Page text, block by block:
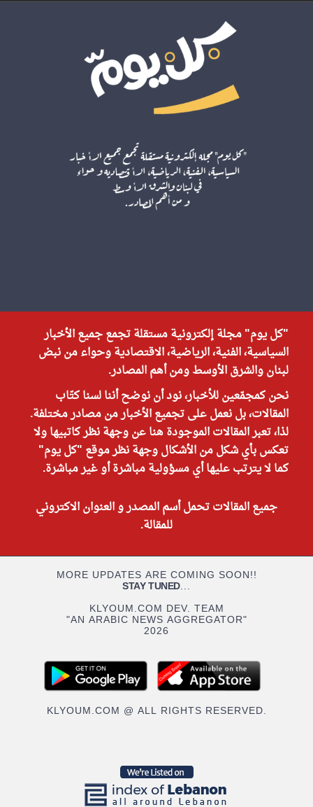
"كل يوم" مجلة إلكترونية مستقلة تجمع جميع الأخبار
السياسية، الفنية، الرياضية، الاقتصادية وحواء من نبض
لبنان والشرق الأوسط ومن أهم المصادر.
نحن كمجمّعين للأخبار، نود أن نوضح أننا لسنا كتّاب
المقالات، بل نعمل على تجميع الأخبار من مصادر مختلفة.
لذا، تعبر المقالات الموجودة هنا عن وجهة نظر كاتبيها ولا
تعكس بأي شكل من الأشكال وجهة نظر موقع "كل يوم"
كما لا يترتب عليها أي مسؤولية مباشرة أو غير مباشرة.
جميع المقالات تحمل أسم المصدر و العنوان الاكتروني
للمقالة.
MORE UPDATES ARE COMING SOON!!
STAY TUNED...
KLYOUM.COM DEV. TEAM
"AN ARABIC NEWS AGGREGATOR"
2026
KLYOUM.COM @ ALL RIGHTS RESERVED.